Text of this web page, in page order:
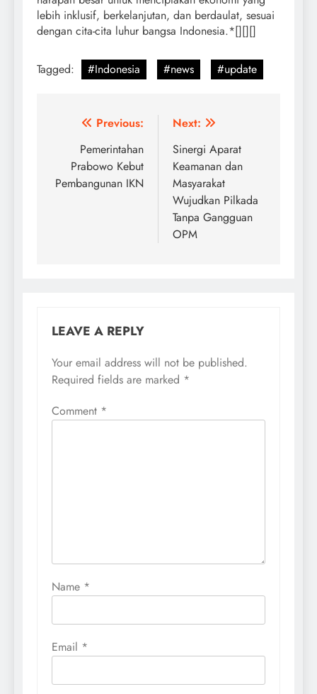
lebih inklusif, berkelanjutan, dan berdaulat, sesuai
dengan cita-cita luhur bangsa Indonesia.*[][][]
Tagged: #Indonesia #news #update
Post
navigation
Previous:
Pemerintahan
Prabowo Kebut
Pembangunan IKN
Next:
Sinergi Aparat
Keamanan dan
Masyarakat
Wujudkan Pilkada
Tanpa Gangguan
OPM
LEAVE A REPLY
Your email address will not be published.
Required fields are marked *
Comment *
Name *
Email *